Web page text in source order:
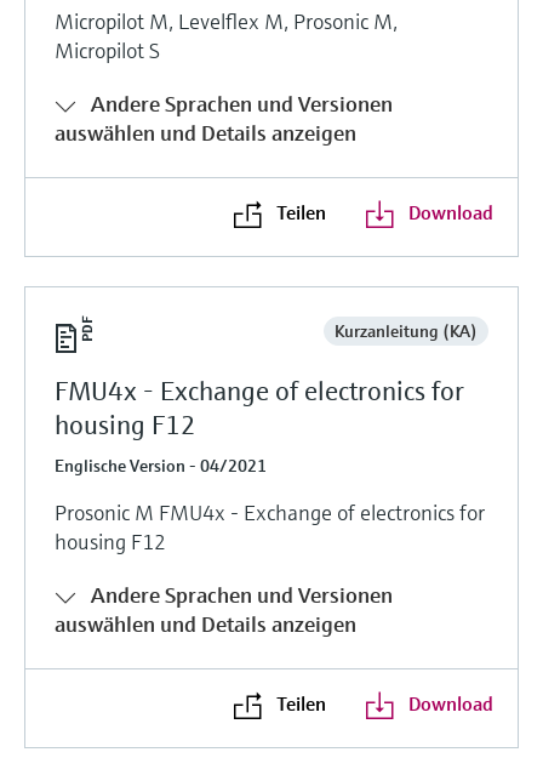
Micropilot M, Levelflex M, Prosonic M,
Micropilot S
Andere Sprachen und Versionen
auswählen und Details anzeigen
Teilen Download
Kurzanleitung (KA)
FMU4x - Exchange of electronics for
housing F12
Englische Version - 04/2021
Prosonic M FMU4x - Exchange of electronics for
housing F12
Andere Sprachen und Versionen
auswählen und Details anzeigen
Teilen Download